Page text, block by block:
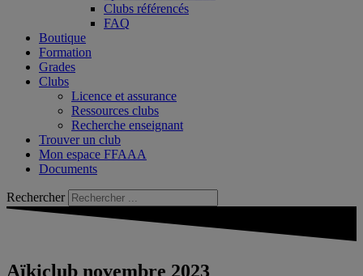
Clubs référencés
FAQ
Boutique
Formation
Grades
Clubs
Licence et assurance
Ressources clubs
Recherche enseignant
Trouver un club
Mon espace FFAAA
Documents
Rechercher
Aïkiclub novembre 2023